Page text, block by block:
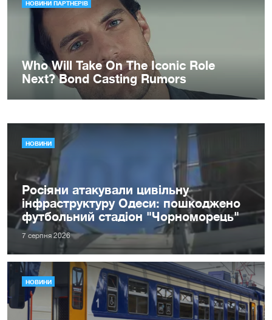
НОВИНИ
Росіяни атакували цивільну
інфраструктуру Одеси: пошкоджено
футбольний стадіон "Чорноморець"
7 серпня 2026
НОВИНИ